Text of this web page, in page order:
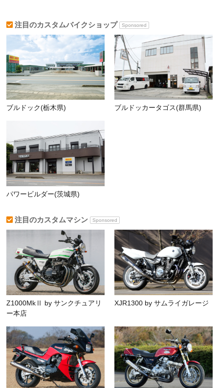
注目のカスタムバイクショップ Sponsored
ブルドック(栃木県) ブルドッカータゴス(群馬県)
パワービルダー(茨城県)
注目のカスタムマシン Sponsored
Z1000MkⅡ by サンクチュアリ
ー本店
XJR1300 by サムライガレージ